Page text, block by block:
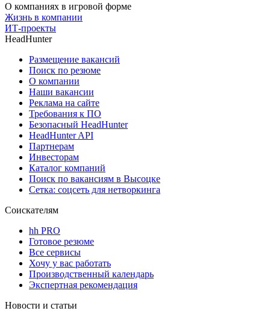
О компаниях в игровой форме
Жизнь в компании
ИТ-проекты
HeadHunter
Размещение вакансий
Поиск по резюме
О компании
Наши вакансии
Реклама на сайте
Требования к ПО
Безопасный HeadHunter
HeadHunter API
Партнерам
Инвесторам
Каталог компаний
Поиск по вакансиям в Высоцке
Сетка: соцсеть для нетворкинга
Соискателям
hh PRO
Готовое резюме
Все сервисы
Хочу у вас работать
Производственный календарь
Экспертная рекомендация
Новости и статьи